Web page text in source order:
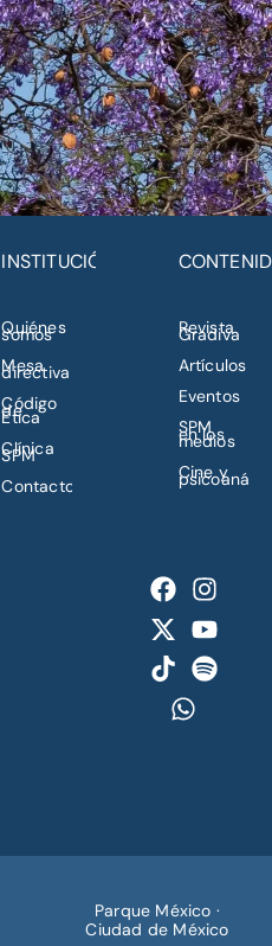
INSTITUCIÓN
Quiénes
somos
Mesa
directiva
Código
de
Ética
Clínica
SPM
Contacto
Revista
Gradiva
Artículos
Eventos
SPM
en los
medios
Cine y
Parque México ·
Ciudad de México